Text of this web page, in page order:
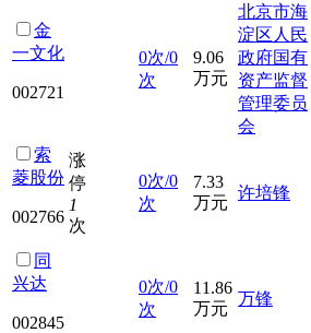
金
一文化
002721
0次/0
次
9.06
万元
北京市海
淀区人民
政府国有
资产监督
管理委员
会
索
菱股份
002766
涨
停
1
次
0次/0
次
7.33
万元
许培锋
同
兴达
002845
0次/0
次
11.86
万元
万锋